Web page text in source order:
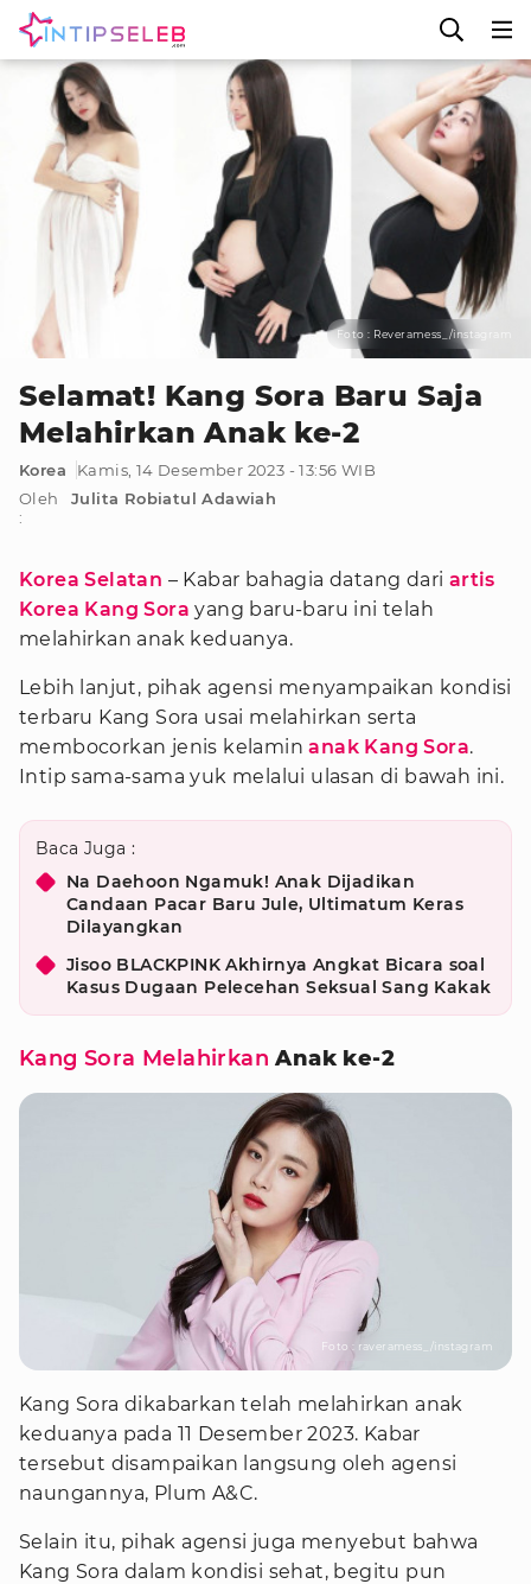
Foto : Reveramess_/instagram
Selamat! Kang Sora Baru Saja
Melahirkan Anak ke-2
Korea
Kamis, 14 Desember 2023 - 13:56 WIB
Oleh
:
Julita Robiatul Adawiah
Korea Selatan – Kabar bahagia datang dari artis
Korea Kang Sora yang baru-baru ini telah
melahirkan anak keduanya.
Lebih lanjut, pihak agensi menyampaikan kondisi
terbaru Kang Sora usai melahirkan serta
membocorkan jenis kelaminanak Kang Sora.
Intip sama-sama yuk melalui ulasan di bawah ini.
Baca Juga :
Na Daehoon Ngamuk! Anak Dijadikan
Candaan Pacar Baru Jule, Ultimatum Keras
Dilayangkan
Jisoo BLACKPINK Akhirnya Angkat Bicara soal
Kasus Dugaan Pelecehan Seksual Sang Kakak
Kang Sora Melahirkan Anak ke-2
Foto : raveramess_/instagram
Kang Sora dikabarkan telah melahirkan anak
keduanya pada 11 Desember 2023. Kabar
tersebut disampaikan langsung oleh agensi
naungannya, Plum A&C.
Selain itu, pihak agensi juga menyebut bahwa
Kang Sora dalam kondisi sehat, begitu pun